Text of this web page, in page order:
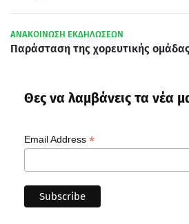
ΑΝΑΚΟΙΝΩΣΗ ΕΚΔΗΛΩΣΕΩΝ
Παράσταση της χορευτικής
Θες να λαμβάνεις τα νέα
Email Address *